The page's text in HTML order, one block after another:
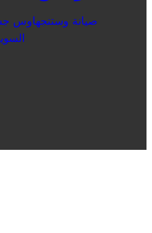
صيانة وستنجهاوس